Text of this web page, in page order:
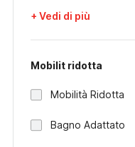
+ Vedi di più
Mobilit ridotta
Mobilità Ridotta
Bagno Adattato